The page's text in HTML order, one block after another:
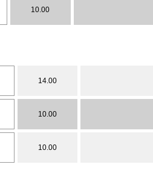
10.00
14.00
10.00
10.00